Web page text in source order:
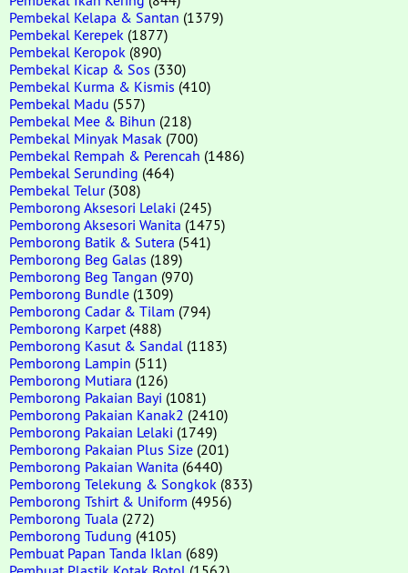
Pembekal Kelapa & Santan (1379)
Pembekal Kerepek (1877)
Pembekal Keropok (890)
Pembekal Kicap & Sos (330)
Pembekal Kurma & Kismis (410)
Pembekal Madu (557)
Pembekal Mee & Bihun (218)
Pembekal Minyak Masak (700)
Pembekal Rempah & Perencah (1486)
Pembekal Serunding (464)
Pembekal Telur(308)
Pemborong Aksesori Lelaki (245)
Pemborong Aksesori Wanita (1475)
Pemborong Batik & Sutera (541)
Pemborong Beg Galas (189)
Pemborong Beg Tangan (970)
Pemborong Bundle (1309)
Pemborong Cadar & Tilam (794)
Pemborong Karpet (488)
Pemborong Kasut & Sandal (1183)
Pemborong Lampin (511)
Pemborong Mutiara (126)
Pemborong Pakaian Bayi (1081)
Pemborong Pakaian Kanak2 (2410)
Pemborong Pakaian Lelaki (1749)
Pemborong Pakaian Plus Size (201)
Pemborong Pakaian Wanita (6440)
Pemborong Telekung & Songkok (833)
Pemborong Tshirt & Uniform (4956)
Pemborong Tuala (272)
Pemborong Tudung (4105)
Pembuat Papan Tanda Iklan (689)